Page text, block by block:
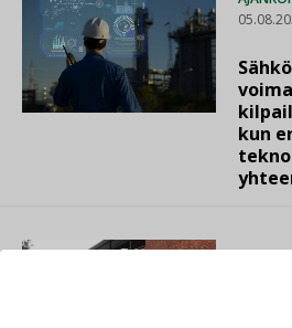
kun
LEHDEN